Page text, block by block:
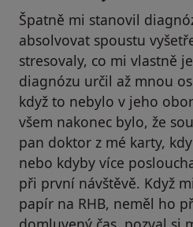
Špatně mi stanovil
absolvovat spoustu
stresovaly, co mi vlastně
diagnózu určil až mnou
když to nebylo v jeho
všem nakonec bylo, že
pan doktor z mé karty,
nebo kdyby více
při první návštěvě. Když
papír na RHB, neměl ho